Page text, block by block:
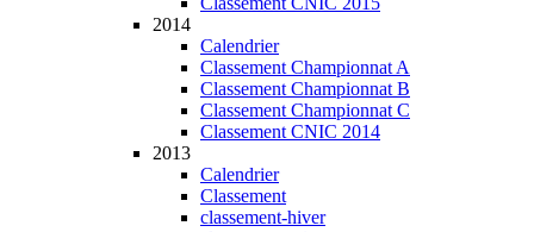
2014
Calendrier
Classement Championnat A
Classement Championnat B
Classement Championnat C
Classement CNIC 2014
2013
Calendrier
Classement
classement-hiver